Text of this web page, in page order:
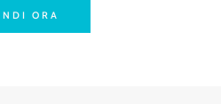
ORA